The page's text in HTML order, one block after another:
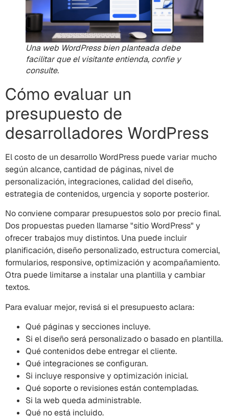
Una web WordPress bien planteada debe
facilitar que el visitante entienda, confie y
consulte.
Cómo evaluar un
presupuesto de
desarrolladores WordPress
El costo de un desarrollo WordPress puede variar mucho
según alcance, cantidad de páginas, nivel de
personalización, integraciones, calidad del diseño,
estrategia de contenidos, urgencia y soporte posterior.
No conviene comparar presupuestos solo por precio final.
Dos propuestas pueden llamarse "sitio WordPress" y
ofrecer trabajos muy distintos. Una puede incluir
planificación, diseño personalizado, estructura comercial,
formularios, responsive, optimización y acompañamiento.
Otra puede limitarse a instalar una plantilla y cambiar
textos.
Para evaluar mejor, revisá si el presupuesto aclara:
Qué páginas y secciones incluye.
Si el diseño será personalizado o basado en plantilla.
Qué contenidos debe entregar el cliente.
Qué integraciones se configuran.
Si incluye responsive y optimización inicial.
Qué soporte o revisiones están contempladas.
Si la web queda administrable.
Qué no está incluido.